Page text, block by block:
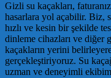
Gizli su kaçakları,
hasarlara yol açabilir. Biz,
hızlı ve kesin bir şekilde
dinleme cihazları ve diğer
kaçakların yerini
gerçekleştiriyoruz. Su
uzman ve deneyimli